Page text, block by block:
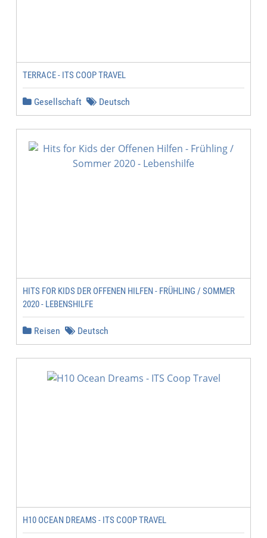
TERRACE - ITS COOP TRAVEL
Gesellschaft Deutsch
HITS FOR KIDS DER OFFENEN HILFEN - FRÜHLING / SOMMER
2020 - LEBENSHILFE
Reisen Deutsch
H10 OCEAN DREAMS - ITS COOP TRAVEL